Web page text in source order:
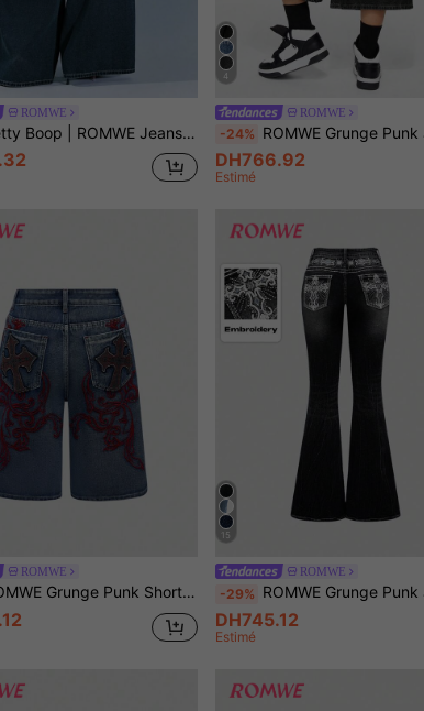
ROMWE
ROMWE Jeans surdimensionnés Y2K délavés avec figure de dessin animé, croix gothique brodée et rose à la vigne
4
ROMWE
-24% ROMWE Grunge Punk Jean en denim court taille basse ample style street-wear vintage avec
DH766.92
Estimé
ROMWE
Grunge Punk Short en jean brodé de croix, Jorts
15
ROMWE
-29% ROMWE Grunge Punk Jeans slim taille basse à jambe évasée avec broderie d'ailes croisées de poche
DH745.12
Estimé